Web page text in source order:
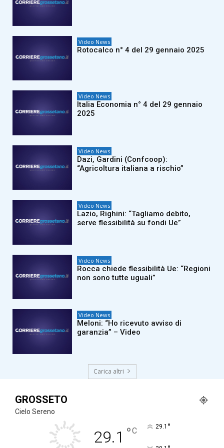
Video News
Rotocalco n° 4 del 29 gennaio 2025
Video News
Italia Economia n° 4 del 29 gennaio
2025
Video News
Dazi, Gardini (Confcoop):
“Agricoltura italiana a rischio”
Video News
Lazio, Righini: “Tagliamo debito,
serve flessibilità su fondi Ue”
Video News
Rocca chiede flessibilità Ue: “Regioni
non sono tutte uguali”
Video News
Meloni: “Ho ricevuto avviso di
garanzia” – Video
Carica altri
GROSSETO
Cielo Sereno
29.1 °C 29.1 °